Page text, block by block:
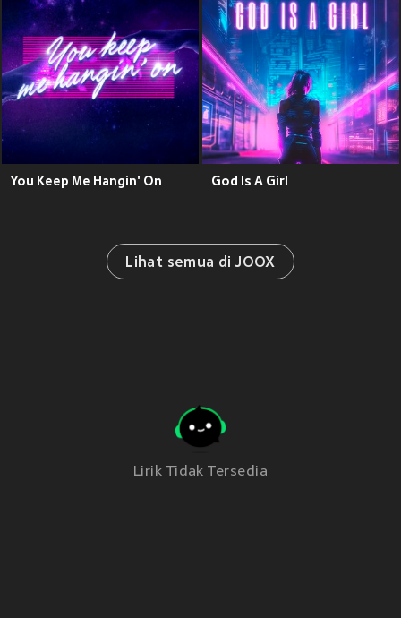
You Keep Me Hangin' On God Is A Girl
Lihat semua di JOOX
Lirik Tidak Tersedia